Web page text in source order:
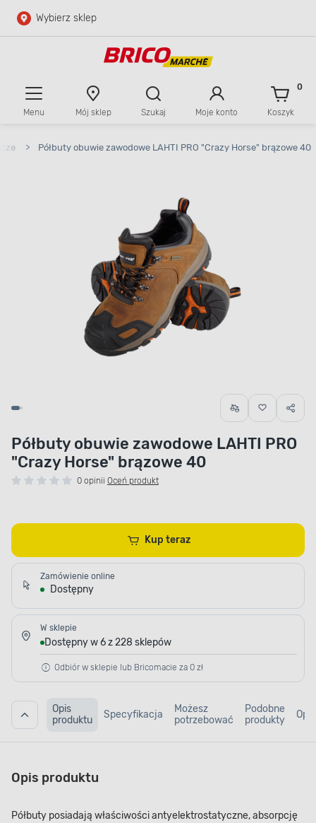
Przejdź do głównej zawartości
Wybierz sklep
Menu Mój sklep Szukaj Moje konto Koszyk
0
> Półbuty obuwie zawodowe LAHTI PRO "Crazy Horse" brązowe 40
Półbuty obuwie zawodowe LAHTI PRO
"Crazy Horse" brązowe 40
0 opinii Oceń produkt
Kup teraz
Zamówienie online
Dostępny
W sklepie
Dostępny w 6 z 228 sklepów
Odbiór w sklepie lub Bricomacie za 0 zł
Opis
produktu
Specyfikacja
Możesz
potrzebować
Podobne
produkty
Opis produktu
Półbuty posiadają właściwości antyelektrostatyczne, absorpcję